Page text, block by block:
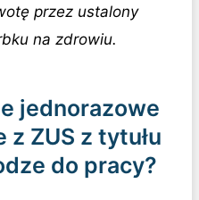
przez ustalony
na zdrowiu.
jednorazowe
ZUS z tytułu
do pracy?